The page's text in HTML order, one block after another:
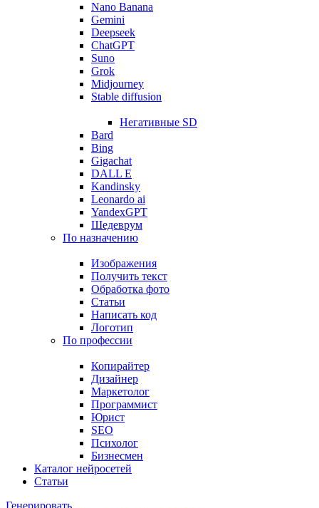
Nano Banana
Gemini
Deepseek
ChatGPT
Suno
Grok
Midjourney
Stable diffusion
Негативные SD
Bard
Bing
Gigachat
DALL E
Kandinsky
Leonardo ai
YandexGPT
Шедеврум
По назначению
Изображения
Получить текст
Обработка фото
Статьи
Написать код
Логотип
По профессии
Копирайтер
Дизайнер
Маркетолог
Программист
Юрист
SEO
Психолог
Бизнесмен
Каталог нейросетей
Статьи
Генерировать